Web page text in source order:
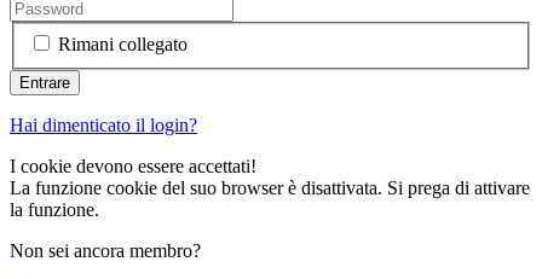
Rimani collegato
Hai dimenticato il login?
I cookie devono essere accettati!
La funzione cookie del suo browser è disattivata. Si prega di attivare
la funzione.
Non sei ancora membro?